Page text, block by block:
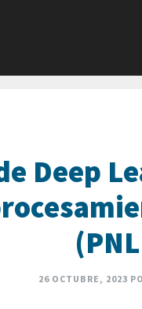
Deep
26 OCTUBRE, 2023